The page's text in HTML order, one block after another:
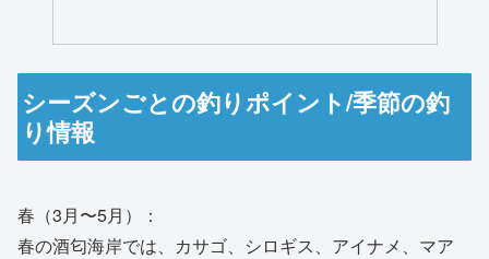
シーズンごとの釣りポイント/季節の釣
り情報
春（3月〜5月）：
春の酒匂海岸では、カサゴ、シロギス、アイナメ、マア